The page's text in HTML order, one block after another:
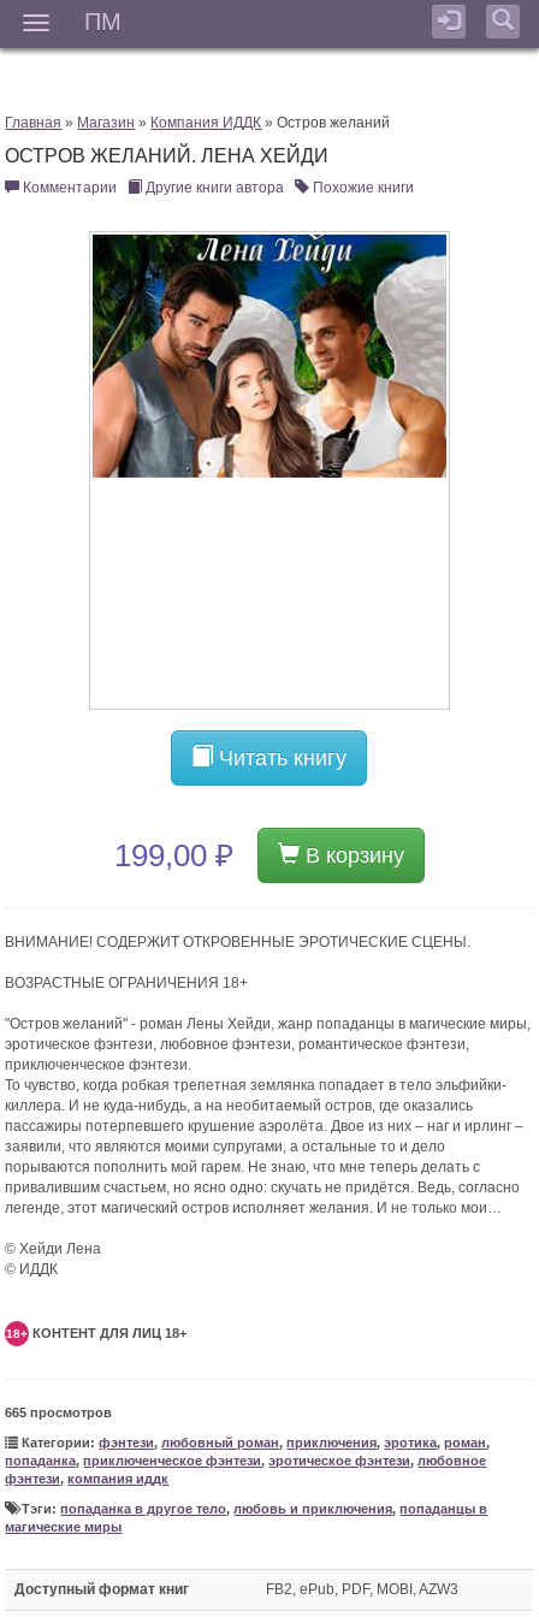
ПМ
Главная » Магазин » Компания ИДДК » Остров желаний
ОСТРОВ ЖЕЛАНИЙ. ЛЕНА ХЕЙДИ
Комментарии Другие книги автора Похожие книги
Читать книгу
199,00 ₽ В корзину
ВНИМАНИЕ! СОДЕРЖИТ ОТКРОВЕННЫЕ ЭРОТИЧЕСКИЕ СЦЕНЫ.
ВОЗРАСТНЫЕ ОГРАНИЧЕНИЯ 18+
"Остров желаний" - роман Лены Хейди, жанр попаданцы в магические миры,
эротическое фэнтези, любовное фэнтези, романтическое фэнтези,
приключенческое фэнтези.
То чувство, когда робкая трепетная землянка попадает в тело эльфийки-
киллера. И не куда-нибудь, а на необитаемый остров, где оказались
пассажиры потерпевшего крушение аэролёта. Двое из них – наг и ирлинг –
заявили, что являются моими супругами, а остальные то и дело
порываются пополнить мой гарем. Не знаю, что мне теперь делать с
привалившим счастьем, но ясно одно: скучать не придётся. Ведь, согласно
легенде, этот магический остров исполняет желания. И не только мои…
© Хейди Лена
© ИДДК
18+ КОНТЕНТ ДЛЯ ЛИЦ 18+
665 просмотров
Категории:фэнтези, любовный роман,приключения,эротика,роман,
попаданка,приключенческое фэнтези,эротическое фэнтези, любовное
фэнтези,компания иддк
Тэги:попаданка в другое тело, любовь и приключения,попаданцы в
магические миры
Доступный формат книг FB2, ePub, PDF, MOBI, AZW3